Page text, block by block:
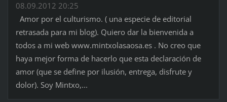
08.09.2012 20:25
Amor por el culturismo. ( una especie de editorial
retrasada para mi blog). Quiero dar la bienvenida a
todos a mi web www.mintxolasaosa.es . No creo que
haya mejor forma de hacerlo que esta declaración de
amor (que se define por ilusión, entrega, disfrute y
dolor). Soy Mintxo,...